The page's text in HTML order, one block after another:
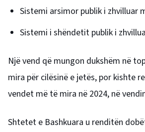
Sistemi arsimor publik i zhvilluar
Sistemi i shëndetit publik i
Një vend që mungon dukshëm në
mira për cilësinë e jetës, por kishte
vendet më të mira në 2024, në
Shtetet e Bashkuara u renditën